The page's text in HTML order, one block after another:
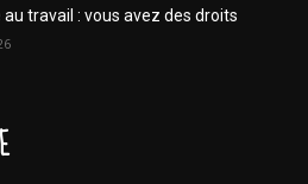
au travail : vous avez des droits